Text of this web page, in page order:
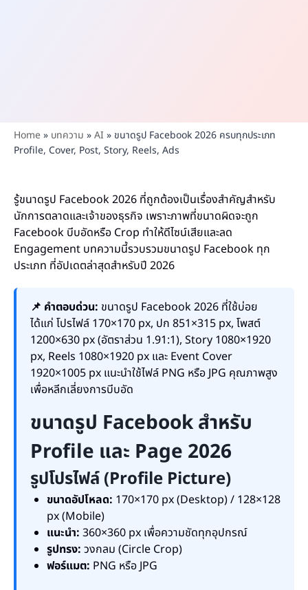
Home» บทความ »AI » ขนาดรูป Facebook 2026 ครบทุกประเภท
Profile, Cover, Post, Story, Reels, Ads
รู้ขนาดรูป Facebook 2026 ที่ถูกต้องเป็นเรื่องสำคัญสำหรับ
นักการตลาดและเจ้าของธุรกิจ เพราะภาพที่ขนาดผิดจะถูก
Facebook บีบอัดหรือ Crop ทำให้ดีไซน์เสียและลด
Engagement บทความนี้รวบรวมขนาดรูป Facebook ทุก
ประเภท ที่อัปเดตล่าสุดสำหรับปี 2026
📌 คำตอบด่วน: ขนาดรูป Facebook 2026 ที่ใช้บ่อย
ได้แก่ โปรไฟล์ 170×170 px, ปก 851×315 px, โพสต์
1200×630 px (อัตราส่วน 1.91:1), Story 1080×1920
px, Reels 1080×1920 px และ Event Cover
1920×1005 px แนะนำใช้ไฟล์ PNG หรือ JPG คุณภาพสูง
เพื่อหลีกเลี่ยงการบีบอัด
ขนาดรูป Facebook สำหรับ
Profile และ Page 2026
รูปโปรไฟล์ (Profile Picture)
ขนาดอัปโหลด: 170×170 px (Desktop) / 128×128
px (Mobile)
แนะนำ: 360×360 px เพื่อความชัดทุกอุปกรณ์
รูปทรง: วงกลม (Circle Crop)
ฟอร์แมต: PNG หรือ JPG